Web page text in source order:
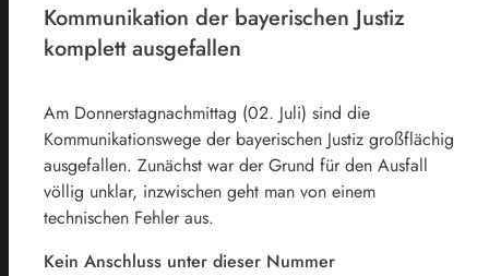
Kommunikation der bayerischen Justiz
komplett ausgefallen
Am Donnerstagnachmittag (02. Juli) sind die
Kommunikationswege der bayerischen Justiz großflächig
ausgefallen. Zunächst war der Grund für den Ausfall
völlig unklar, inzwischen geht man von einem
technischen Fehler aus.
Kein Anschluss unter dieser Nummer